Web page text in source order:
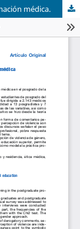
médica.